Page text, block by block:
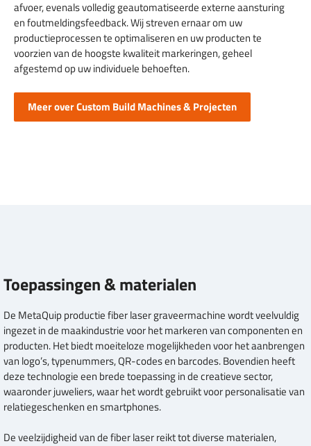
afvoer, evenals volledig geautomatiseerde externe aansturing
en foutmeldingsfeedback. Wij streven ernaar om uw
productieprocessen te optimaliseren en uw producten te
voorzien van de hoogste kwaliteit markeringen, geheel
afgestemd op uw individuele behoeften.
Meer over Custom Build Machines & Projecten
Toepassingen & materialen
De MetaQuip productie fiber laser graveermachine wordt veelvuldig
ingezet in de maakindustrie voor het markeren van componenten en
producten. Het biedt moeiteloze mogelijkheden voor het aanbrengen
van logo’s, typenummers, QR-codes en barcodes. Bovendien heeft
deze technologie een brede toepassing in de creatieve sector,
waaronder juweliers, waar het wordt gebruikt voor personalisatie van
relatiegeschenken en smartphones.
De veelzijdigheid van de fiber laser reikt tot diverse materialen,